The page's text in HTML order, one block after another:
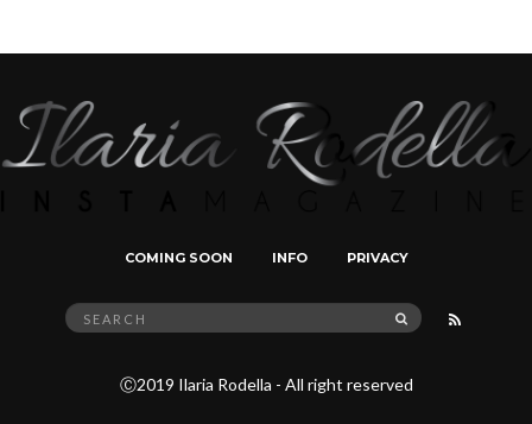
COMING SOON INFO PRIVACY
Search
for:
SEARCH
Ⓒ2019 Ilaria Rodella - All right reserved